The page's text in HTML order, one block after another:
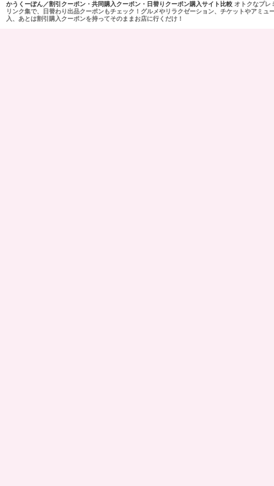
かうくーぽん／割引クーポン・共同購入クーポン・日替りクーポン購入サイト比較 オトクなプレ
リンク集で、日替わり出品クーポンもチェック！グルメやリラクゼーション、チケットやアミ
入、あとは割引購入クーポンを持ってそのままお店に行くだけ！